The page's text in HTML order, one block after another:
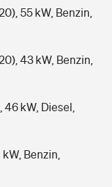
55 kW, Benzin,
43 kW, Benzin,
46 kW, Diesel,
Benzin,